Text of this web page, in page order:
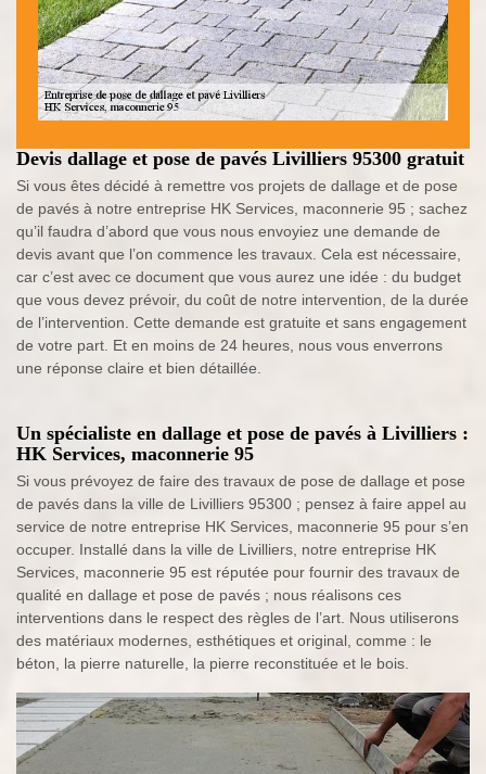
Devis dallage et pose de pavés Livilliers 95300 gratuit
Si vous êtes décidé à remettre vos projets de dallage et de pose
de pavés à notre entreprise HK Services, maconnerie 95 ; sachez
qu’il faudra d’abord que vous nous envoyiez une demande de
devis avant que l’on commence les travaux. Cela est nécessaire,
car c’est avec ce document que vous aurez une idée : du budget
que vous devez prévoir, du coût de notre intervention, de la durée
de l’intervention. Cette demande est gratuite et sans engagement
de votre part. Et en moins de 24 heures, nous vous enverrons
une réponse claire et bien détaillée.
Un spécialiste en dallage et pose de pavés à Livilliers :
HK Services, maconnerie 95
Si vous prévoyez de faire des travaux de pose de dallage et pose
de pavés dans la ville de Livilliers 95300 ; pensez à faire appel au
service de notre entreprise HK Services, maconnerie 95 pour s’en
occuper. Installé dans la ville de Livilliers, notre entreprise HK
Services, maconnerie 95 est réputée pour fournir des travaux de
qualité en dallage et pose de pavés ; nous réalisons ces
interventions dans le respect des règles de l’art. Nous utiliserons
des matériaux modernes, esthétiques et original, comme : le
béton, la pierre naturelle, la pierre reconstituée et le bois.